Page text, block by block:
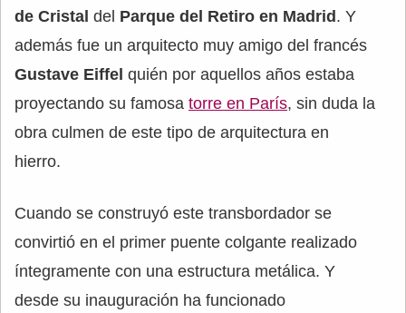
de Cristal del Parque del Retiro en Madrid. Y
además fue un arquitecto muy amigo del francés
Gustave Eiffel quién por aquellos años estaba
proyectando su famosa torre en París, sin duda la
obra culmen de este tipo de arquitectura en
hierro.
Cuando se construyó este transbordador se
convirtió en el primer puente colgante realizado
íntegramente con una estructura metálica. Y
desde su inauguración ha funcionado